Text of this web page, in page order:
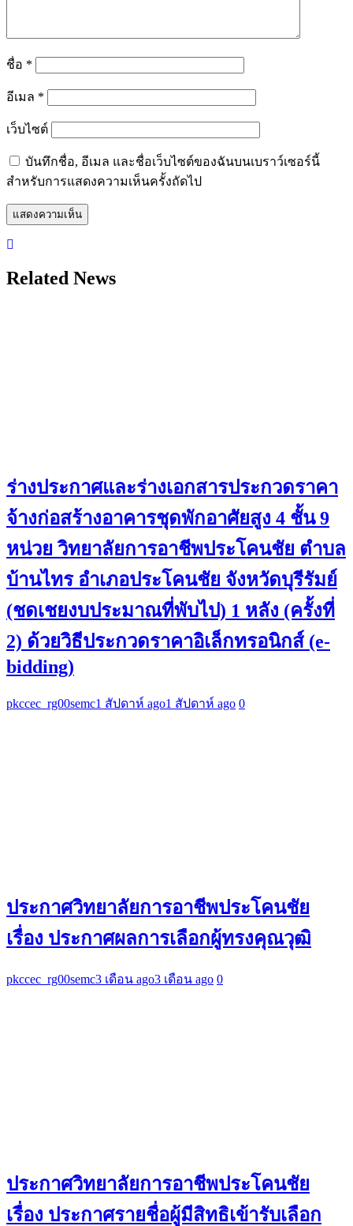
ชื่อ *
อีเมล *
เว็บไซต์
บันทึกชื่อ, อีเมล และชื่อเว็บไซต์ของฉันบนเบราว์เซอร์นี้
สำหรับการแสดงความเห็นครั้งถัดไป
Related News
ร่างประกาศและร่างเอกสารประกวดราคา
จ้างก่อสร้างอาคารชุดพักอาศัยสูง 4 ชั้น 9
หน่วย วิทยาลัยการอาชีพประโคนชัย ตำบล
บ้านไทร อำเภอประโคนชัย จังหวัดบุรีรัมย์
(ชดเชยงบประมาณที่พับไป) 1 หลัง (ครั้งที่
2) ด้วยวิธีประกวดราคาอิเล็กทรอนิกส์ (e-
bidding)
pkccec_rg00semc1 สัปดาห์ ago1 สัปดาห์ ago 0
ประกาศวิทยาลัยการอาชีพประโคนชัย
เรื่อง ประกาศผลการเลือกผู้ทรงคุณวุฒิ
pkccec_rg00semc3 เดือน ago3 เดือน ago 0
ประกาศวิทยาลัยการอาชีพประโคนชัย
เรื่อง ประกาศรายชื่อผู้มีสิทธิเข้ารับเลือก